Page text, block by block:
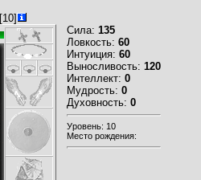
[10]
Сила: 135
Ловкость: 60
Интуиция: 60
Выносливость: 120
Интеллект: 0
Мудрость: 0
Духовность: 0
Уровень: 10
Место рождения: